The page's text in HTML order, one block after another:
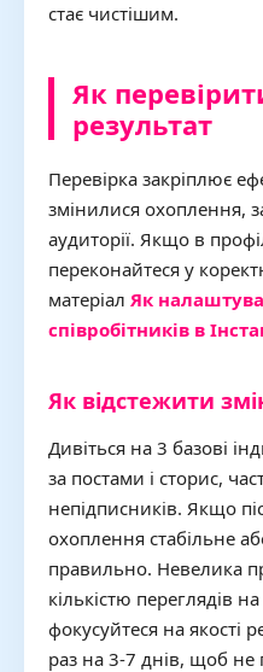
стає чистішим.
Як
результат
Перевірка закріплює
змінилися охоплення,
аудиторії. Якщо в
переконайтеся у
матеріал Як
співробітників в
Як відстежити
Дивіться на 3 базові
за постами і сторис,
непідписників. Якщо
охоплення стабільне
правильно. Невелика
кількістю переглядів
фокусуйтеся на якості
раз на 3-7 днів, щоб